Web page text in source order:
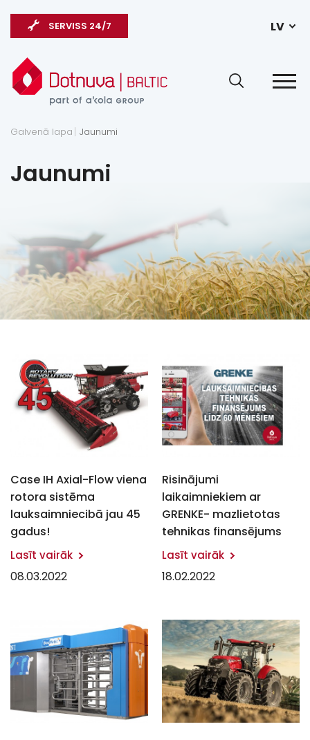
LV
SERVISS 24/7
Galvenā lapa Jaunumi
Jaunumi
Case IH Axial-Flow viena
rotora sistēma
lauksaimniecibā jau 45
gadus!
Lasīt vairāk
08.03.2022
Risinājumi
laikaimniekiem ar
GRENKE- mazlietotas
tehnikas finansējums
Lasīt vairāk
18.02.2022